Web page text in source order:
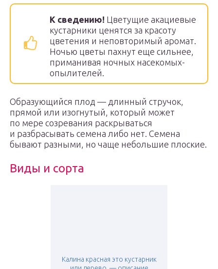
К сведению! Цветущие акациевые
кустарники ценятся за красоту
цветения и неповторимый аромат.
Ночью цветы пахнут еще сильнее,
приманивая ночных насекомых-
опылителей.
Образующийся плод — длинный стручок,
прямой или изогнутый, который может
по мере созревания раскрываться
и разбрасывать семена либо нет. Семена
бывают разными, но чаще небольшие плоские.
Виды и сорта
Калина красная это кустарник